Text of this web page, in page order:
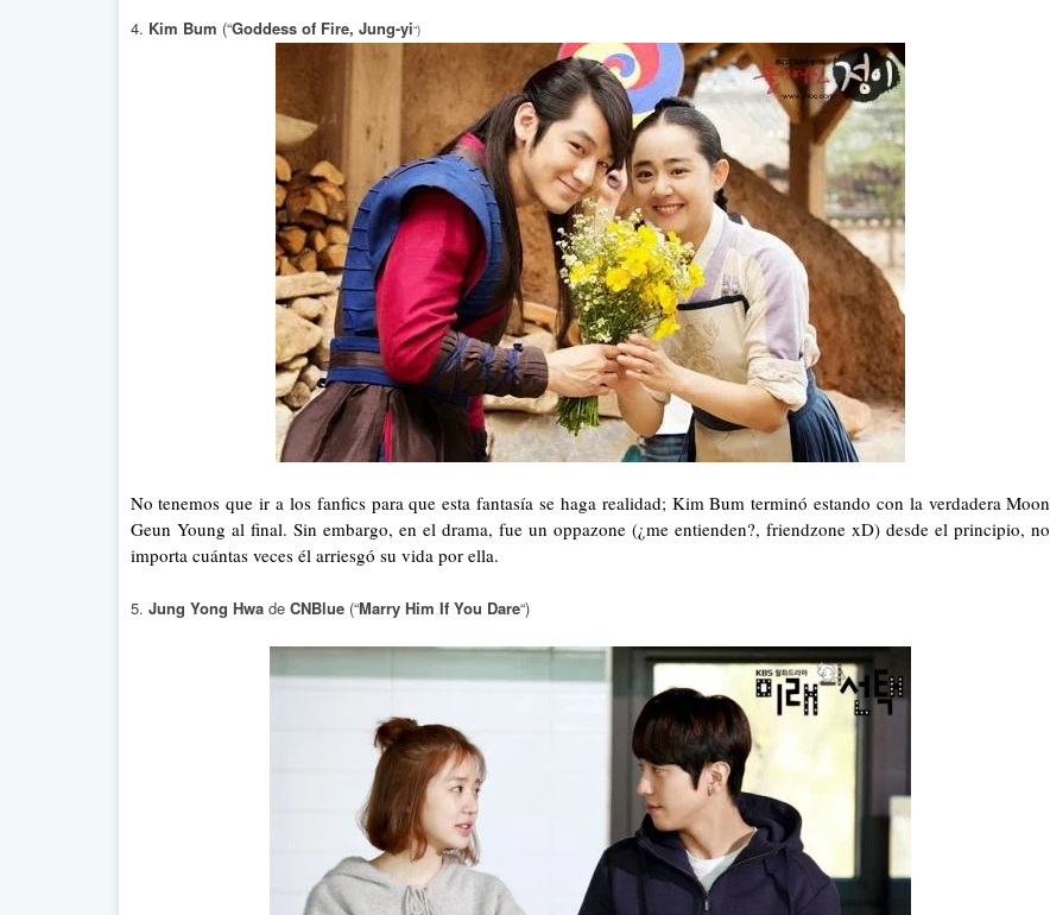
4. Kim Bum (“Goddess of Fire, Jung-yi“)
No tenemos que ir a los fanfics para que esta fantasía se haga realidad; Kim Bum terminó estando con la verdadera Moon
Geun Young al final. Sin embargo, en el drama, fue un oppazone (¿me entienden?, friendzone xD) desde el principio, no
importa cuántas veces él arriesgó su vida por ella.
5. Jung Yong Hwade CNBlue (“Marry Him If You Dare“)